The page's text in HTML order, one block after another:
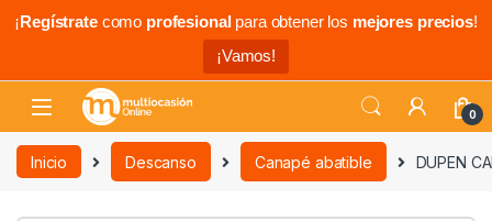
¡Regístratecomo profesionalpara obtener los mejores precios!
¡Vamos!
0
Inicio Descanso Canapé abatible DUPEN